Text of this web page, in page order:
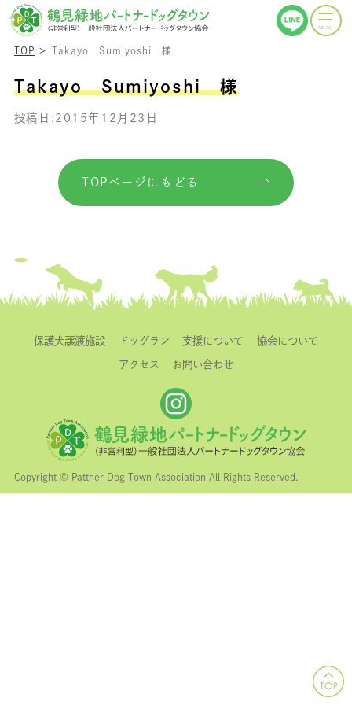
TOP Takayo Sumiyoshi 様
Takayo Sumiyoshi 様
投稿日:2015年12月23日
TOPページにもどる
保護犬譲渡施設 ドッグラン 支援について 協会について
アクセス お問い合わせ
Copyright © Pattner Dog Town Association All Rights Reserved.